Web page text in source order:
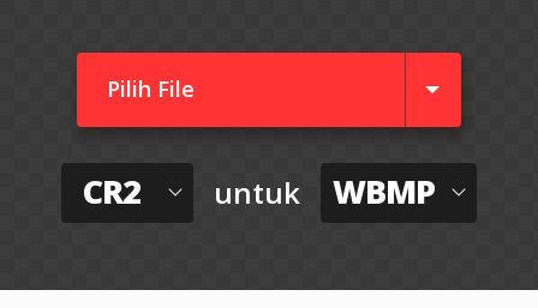
Pilih File
CR2 untuk WBMP